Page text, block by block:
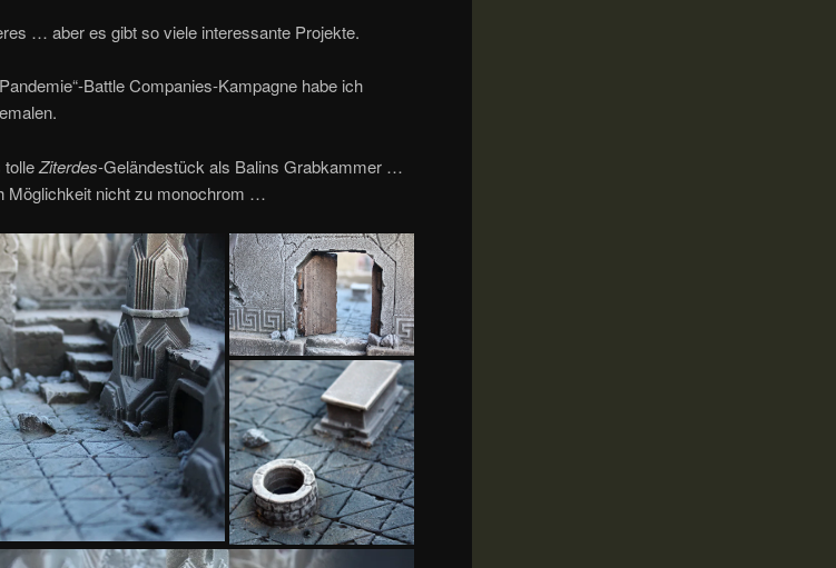
… aber es gibt so viele interessante Projekte.
Battle Companies-Kampagne habe ich
tolleZiterdes-Geländestück als Balins Grabkammer …
Möglichkeit nicht zu monochrom …